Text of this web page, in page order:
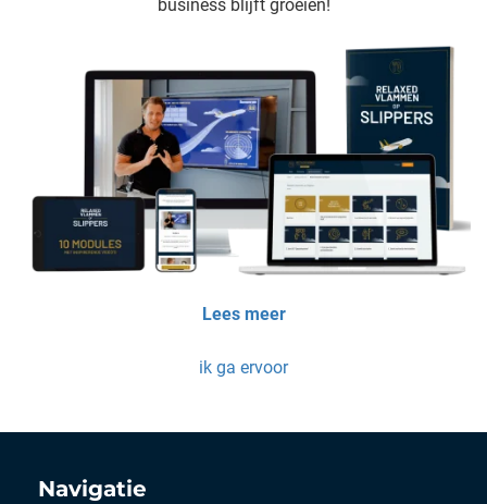
business blijft groeien!
Lees meer
ik ga ervoor
Navigatie